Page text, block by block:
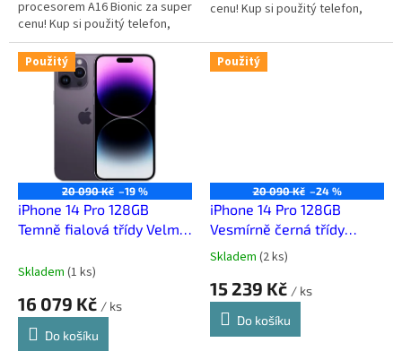
procesorem A16 Bionic za super
cenu! Kup si použitý telefon,
který za málo peněz zahraje
spoustu muziky.
cenu! Kup si použitý telefon,
spoustu muziky.
Použitý
20 090 Kč –19 %
iPhone 14 Pro 128GB
Temně fialová třídy Velmi
Skladem (1 ks)
16 079 Kč / ks
Do košíku
Použitý
20 090 Kč –24 %
iPhone 14 Pro 128GB
Vesmírně černá třídy
Téměř výborný
Průměrné
produktu
3,0
Skladem (2 ks)
15 239 Kč / ks
Do košíku